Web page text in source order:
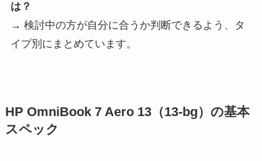
は？
→ 検討中の方が自分に合うか判断できるよう、タ
イプ別にまとめています。
HP OmniBook 7 Aero 13（13-bg）の基本
スペック